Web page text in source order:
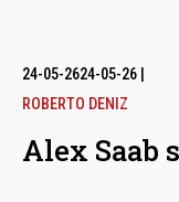
24-05-2624-05-26
ROBERTO DENIZ
Alex Saab